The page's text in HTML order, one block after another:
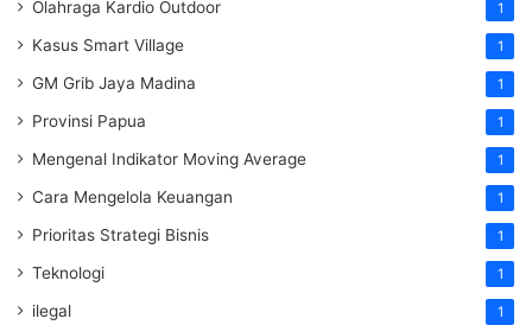
Olahraga Kardio Outdoor 1
Kasus Smart Village 1
GM Grib Jaya Madina 1
Provinsi Papua 1
Mengenal Indikator Moving Average 1
Cara Mengelola Keuangan 1
Prioritas Strategi Bisnis 1
Teknologi 1
ilegal 1